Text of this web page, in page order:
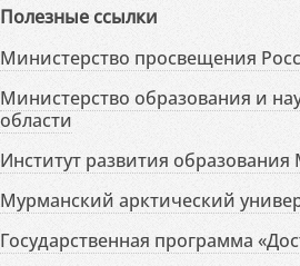
Полезные ссылки
Министерство просвещения
Министерство образования и
области
Институт развития
Мурманский арктический
Государственная программа